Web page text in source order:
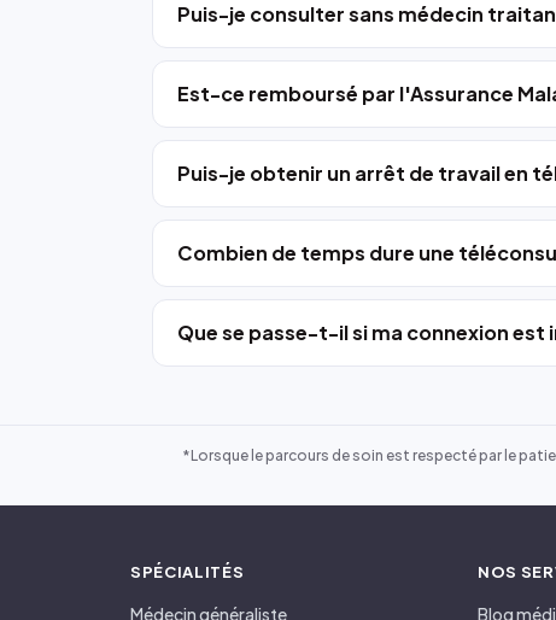
Puis-je consulter sans médecin
Est-ce remboursé par l'Assurance
Puis-je obtenir un arrêt de travail en
Combien de temps dure une
Que se passe-t-il si ma connexion est
*Lorsque le parcours de soin est respecté par le
SPÉCIALITÉS
Médecin généraliste
NOS
Blog